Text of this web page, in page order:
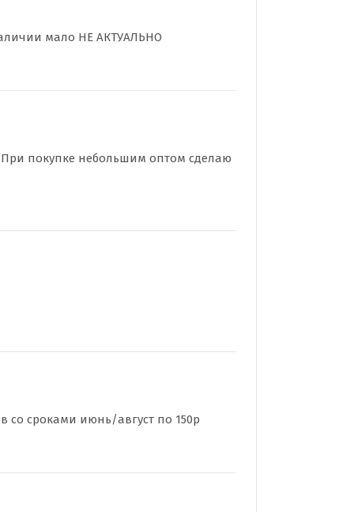
мало НЕ АКТУАЛЬНО
покупке небольшим оптом сделаю
со сроками июнь/август по 150р